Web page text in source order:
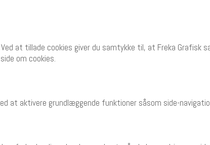
at tillade cookies giver du samtykke til, at Freka
om cookies.
at aktivere grundlæggende funktioner såsom side-